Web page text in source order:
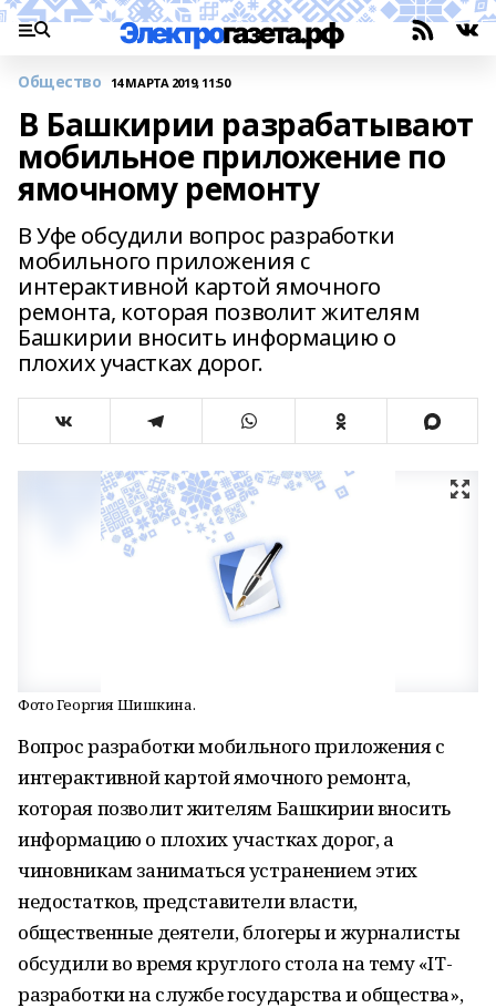
Общество 14 МАРТА 2019, 11:50
В Башкирии разрабатывают
мобильное приложение по
ямочному ремонту
В Уфе обсудили вопрос разработки
мобильного приложения с
интерактивной картой ямочного
ремонта, которая позволит жителям
Башкирии вносить информацию о
плохих участках дорог.
Фото Георгия Шишкина.
Вопрос разработки мобильного приложения с
интерактивной картой ямочного ремонта,
которая позволит жителям Башкирии вносить
информацию о плохих участках дорог, а
чиновникам заниматься устранением этих
недостатков, представители власти,
общественные деятели, блогеры и журналисты
обсудили во время круглого стола на тему «IT-
разработки на службе государства и общества»,